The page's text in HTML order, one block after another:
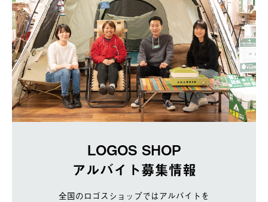
LOGOS SHOP
アルバイト募集情報
全国のロゴスショップではアルバイトを